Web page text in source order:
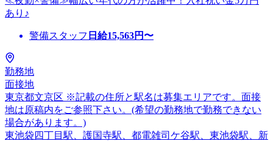
あり♪
警備スタッフ 日給15,563円〜
勤務地
面接地
東京都文京区 ※記載の住所と駅名は募集エリアです。面接
地は原稿内をご参照下さい。(希望の勤務地で勤務できない
場合があります。)
東池袋四丁目駅、護国寺駅、都電雑司ケ谷駅、東池袋駅、新